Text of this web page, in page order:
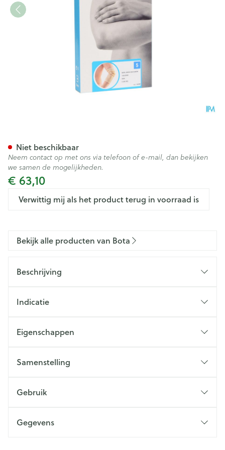
€ 63,10
Verwittig mij als het product terug in voorraad is
Niet beschikbaar
Neem contact op met ons via telefoon of e-mail, dan bekijken
we samen de mogelijkheden.
Bekijk alle producten van Bota
Beschrijving
Indicatie
Eigenschappen
Samenstelling
Gebruik
Gegevens